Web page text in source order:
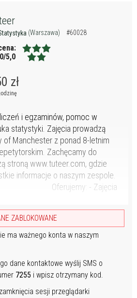
(Warszawa) #60028
5,0
zł
i egzaminów, pomoc w
statystyki. Zajęcia prowadzą
of Manchester z ponad 8-letnim
Zachęcamy do
stroną www.tuteer.com, gdzie
informacje o naszym zespole.
- Zajęcia
ZABLOKOWANE
ma ważnego konta w naszym
dane kontaktowe wyślij SMS o
7255 i wpisz otrzymany kod.
sesji przeglądarki